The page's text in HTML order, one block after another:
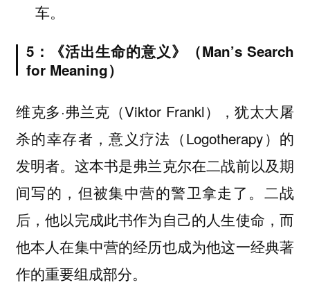
车。
5：《活出生命的意义》（Man’s Search
for Meaning）
维克多·弗兰克（Viktor Frankl），犹太大屠
杀的幸存者，意义疗法（Logotherapy）的
发明者。这本书是弗兰克尔在二战前以及期
间写的，但被集中营的警卫拿走了。二战
后，他以完成此书作为自己的人生使命，而
他本人在集中营的经历也成为他这一经典著
作的重要组成部分。